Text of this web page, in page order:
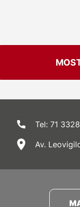
Tel: 71
Av.